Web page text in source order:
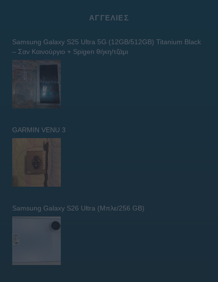
ΑΓΓΕΛΊΕΣ
Samsung Galaxy S25 Ultra 5G (12GB/512GB) Titanium Black
– Σαν Καινούργιο + Spigen θήκη/τζάμι
GARMIN VENU 3
Samsung Galaxy S26 Ultra (Μπλε/256 GB)